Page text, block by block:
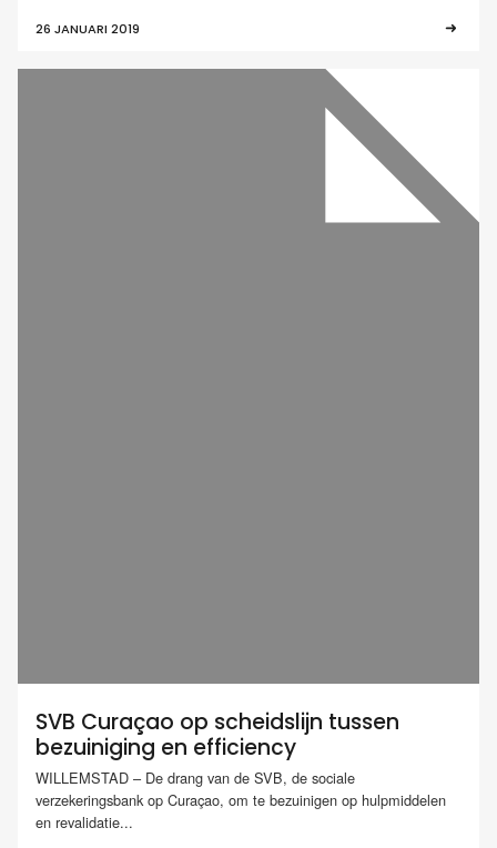
26 JANUARI 2019
SVB Curaçao op scheidslijn tussen
bezuiniging en efficiency
WILLEMSTAD – De drang van de SVB, de sociale
verzekeringsbank op Curaçao, om te bezuinigen op hulpmiddelen
en revalidatie...